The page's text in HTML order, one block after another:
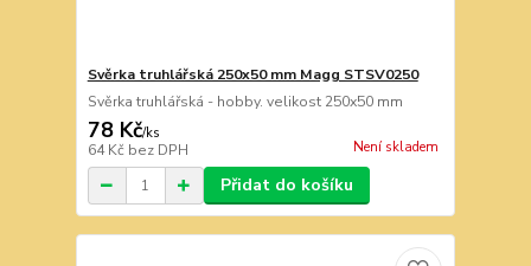
Svěrka truhlářská 250x50 mm Magg STSV0250
Svěrka truhlářská - hobby. velikost 250x50 mm
78 Kč/ks
64 Kč bez DPH Není skladem
Přidat do košíku